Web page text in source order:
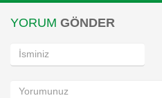
YORUM GÖNDER